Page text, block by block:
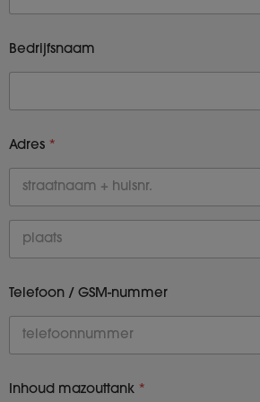
Bedrijfsnaam
Adres *
Telefoon / GSM-nummer
Inhoud mazouttank *